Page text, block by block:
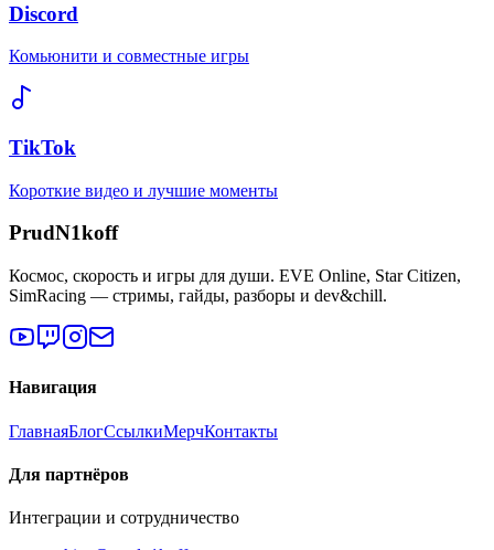
Discord
Комьюнити и совместные игры
TikTok
Короткие видео и лучшие моменты
PrudN1koff
Космос, скорость и игры для души. EVE Online, Star Citizen,
SimRacing — стримы, гайды, разборы и dev&chill.
Навигация
ГлавнаяБлогСсылкиМерчКонтакты
Для партнёров
Интеграции и сотрудничество